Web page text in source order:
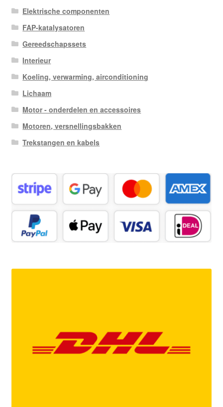
Elektrische componenten
FAP-katalysatoren
Gereedschapssets
Interieur
Koeling, verwarming, airconditioning
Lichaam
Motor - onderdelen en accessoires
Motoren, versnellingsbakken
Trekstangen en kabels